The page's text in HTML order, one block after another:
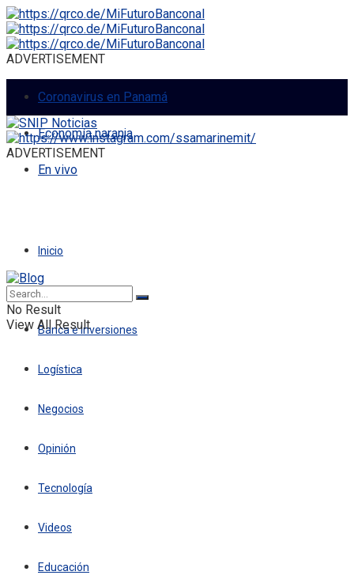
ADVERTISEMENT
Coronavirus en Panamá
Economía naranja
En vivo
ADVERTISEMENT
Inicio
Economía
Banca e Inversiones
Logística
Negocios
Opinión
Tecnología
Videos
Educación
No Result
View All Result